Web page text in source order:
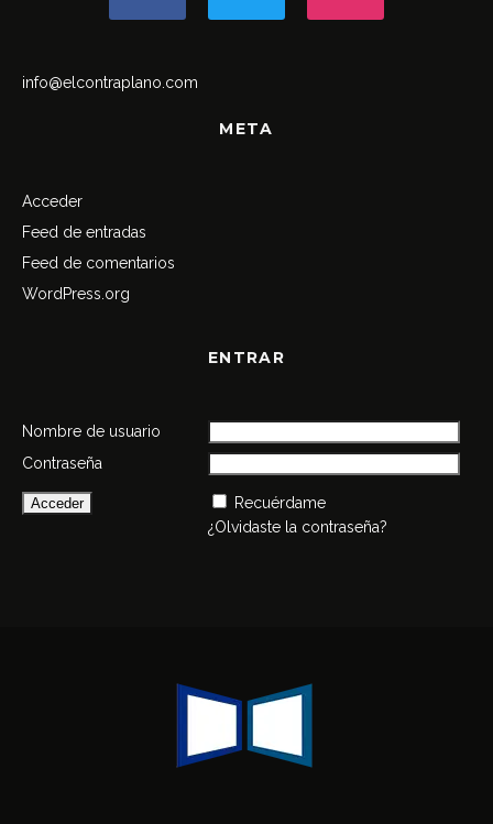
info@elcontraplano.com
META
Acceder
Feed de entradas
Feed de comentarios
WordPress.org
ENTRAR
Nombre de usuario
Contraseña
Recuérdame
¿Olvidaste la contraseña?